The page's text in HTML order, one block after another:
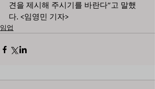
견을 제시해 주시기를 바란다”고 말했
다. <임영민 기자>
임업